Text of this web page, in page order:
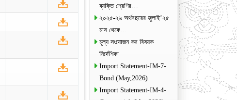
ব্যক্তি শ্রেণির…
২০২৫-২৬ অর্থবছরের জুলাই’২৫
মাস থেকে…
মূল্য সংযোজন কর বিষয়ক
নির্দেশিকা
Import Statement-IM-7-
Bond (May,2026)
Import Statement-IM-4-